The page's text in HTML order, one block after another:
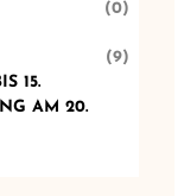
(0)
15.
AM 20.
(9)